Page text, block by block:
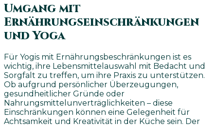
Umgang mit
Ernährungseinschränkungen
und Yoga
Für Yogis mit Ernährungsbeschränkungen ist es
wichtig, ihre Lebensmittelauswahl mit Bedacht und
Sorgfalt zu treffen, um ihre Praxis zu unterstützen.
Ob aufgrund persönlicher Überzeugungen,
gesundheitlicher Gründe oder
Nahrungsmittelunverträglichkeiten – diese
Einschränkungen können eine Gelegenheit für
Achtsamkeit und Kreativität in der Küche sein. Der